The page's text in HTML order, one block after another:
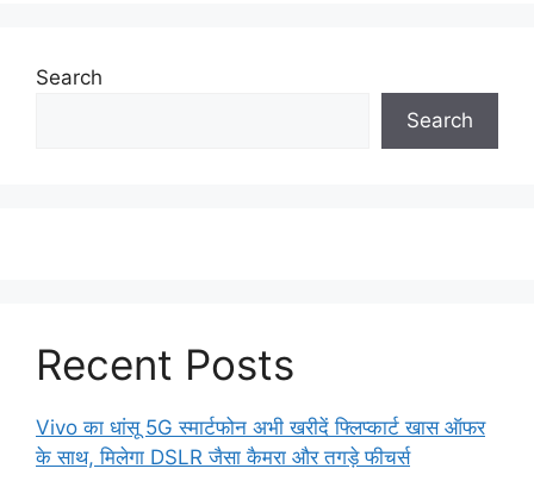
Search
Search
Recent Posts
Vivo का धांसू 5G स्मार्टफोन अभी खरीदें फ्लिप्कार्ट खास ऑफर
के साथ, मिलेगा DSLR जैसा कैमरा और तगड़े फीचर्स